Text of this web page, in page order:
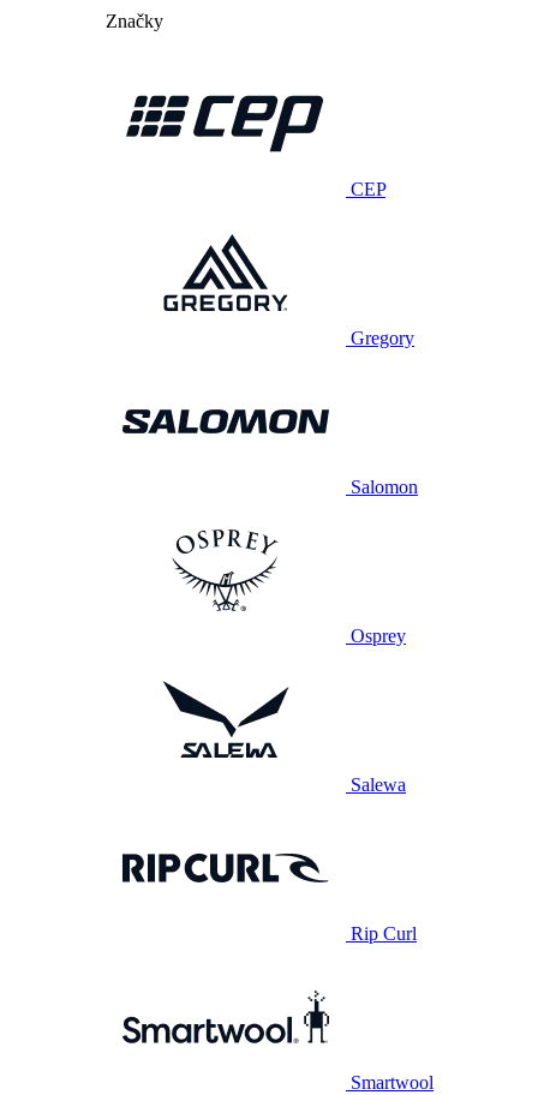
Značky
CEP
Gregory
Salomon
Osprey
Salewa
Rip Curl
Smartwool